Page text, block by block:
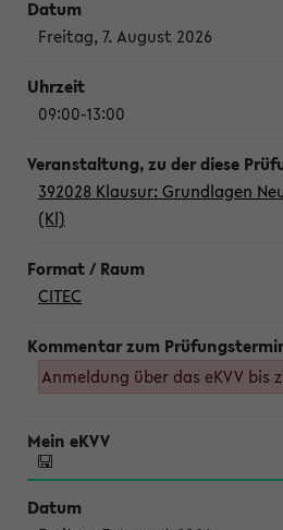
Freitag, 7. August 2026
09:00-13:00
392028 Klausur: Grundlagen
(Kl)
CITEC
Anmeldung über das eKVV bis